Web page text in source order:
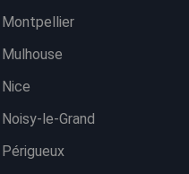
Montpellier
Mulhouse
Nice
Noisy-le-Grand
Périgueux